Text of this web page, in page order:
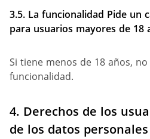
3.5. La funcionalidad Pide un
para usuarios mayores de 18
Si tiene menos de 18 años,
funcionalidad.
4. Derechos de los
de los datos personales